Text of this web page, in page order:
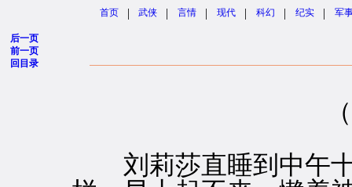
首页 | 武侠 | 言情 | 现代 | 科幻 | 纪实 | 军
后一页
前一页
回目录
刘莉莎直睡到中午十